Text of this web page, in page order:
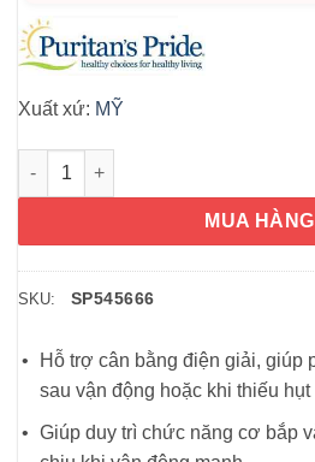
Xuất xứ: MỸ
Viên uống bổ sung Kali Puritan’s
MUA HÀNG
SKU: SP545666
Hỗ trợ cân bằng điện giải, giúp
sau vận động hoặc khi thiếu hụt
Giúp duy trì chức năng cơ bắp